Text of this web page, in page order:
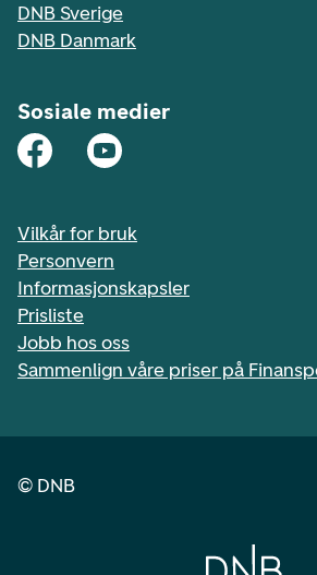
DNB Sverige
DNB Danmark
Sosiale medier
Vilkår for bruk
Personvern
Informasjonskapsler
Prisliste
Jobb hos oss
Sammenlign våre priser på
© DNB